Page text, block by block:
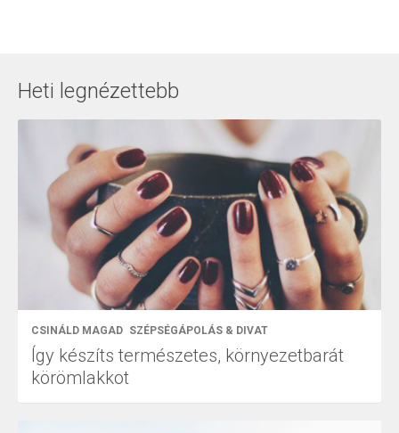
Heti legnézettebb
CSINÁLD MAGAD SZÉPSÉGÁPOLÁS & DIVAT
Így készíts természetes, környezetbarát
körömlakkot